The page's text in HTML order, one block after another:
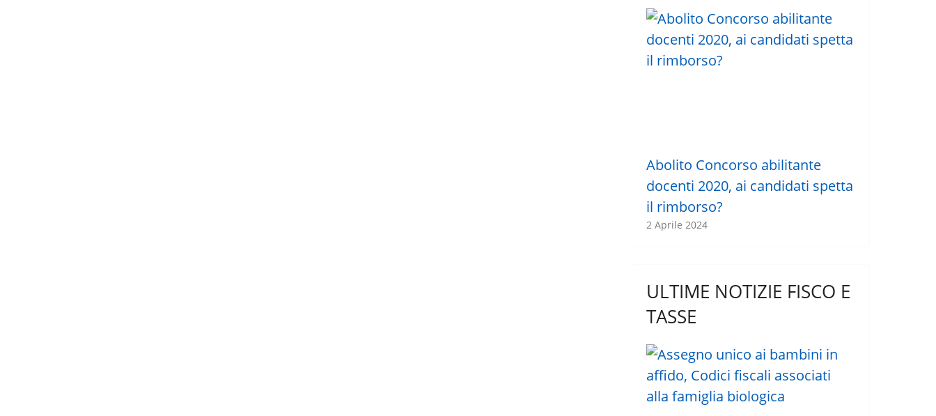
Abolito Concorso abilitante
docenti 2020, ai candidati spetta
il rimborso?
2 Aprile 2024
ULTIME NOTIZIE FISCO E
TASSE